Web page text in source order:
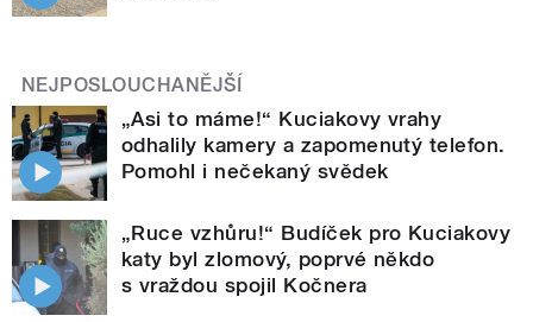
NEJPOSLOUCHANĚJŠÍ
„Asi to máme!“ Kuciakovy vrahy
odhalily kamery a zapomenutý telefon.
Pomohl i nečekaný svědek
„Ruce vzhůru!“ Budíček pro Kuciakovy
katy byl zlomový, poprvé někdo
s vraždou spojil Kočnera